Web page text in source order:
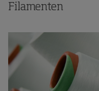
Filamenten